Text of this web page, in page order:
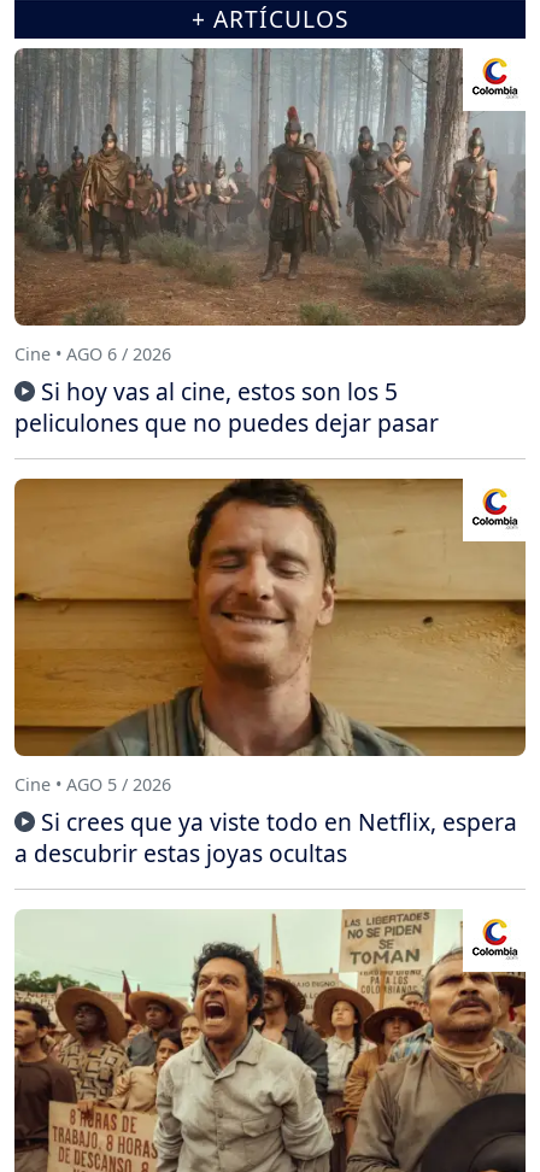
+ ARTÍCULOS
Cine • AGO 6 / 2026
Si hoy vas al cine, estos son los 5
peliculones que no puedes dejar pasar
Cine • AGO 5 / 2026
Si crees que ya viste todo en Netflix, espera
a descubrir estas joyas ocultas